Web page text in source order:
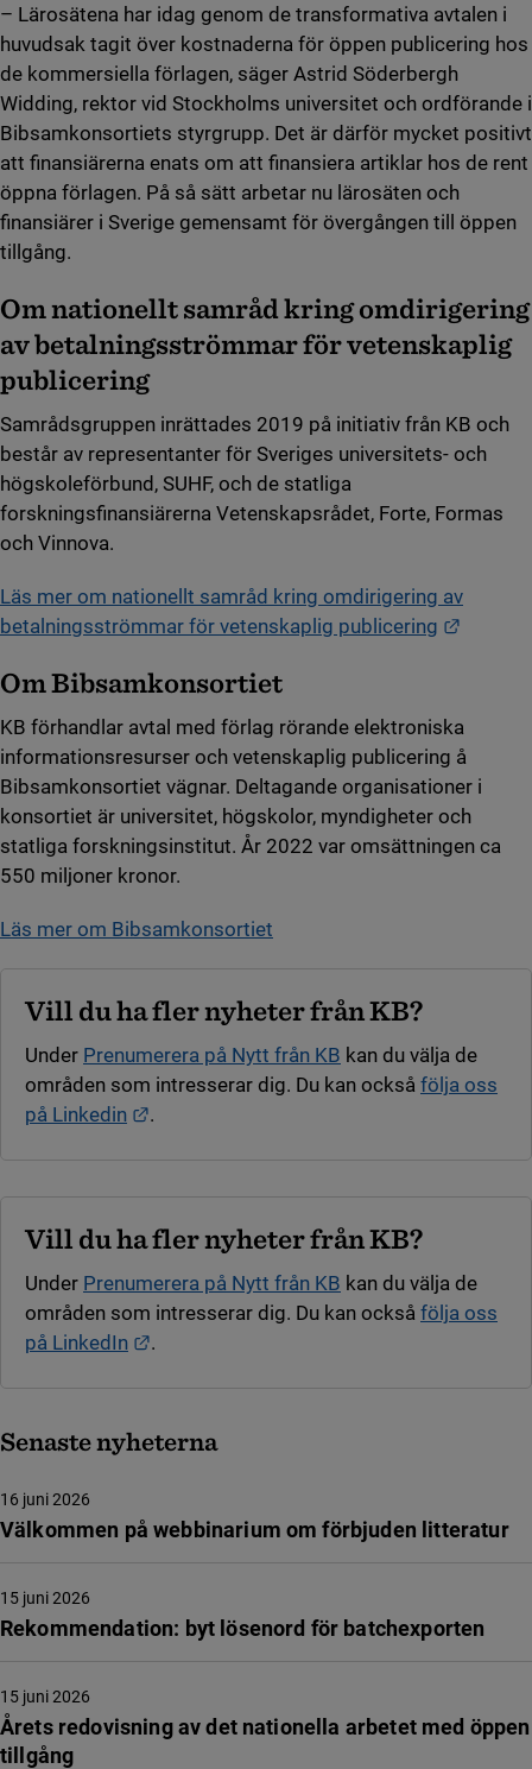
– Lärosätena har idag genom de transformativa avtalen i
huvudsak tagit över kostnaderna för öppen publicering hos
de kommersiella förlagen, säger Astrid Söderbergh
Widding, rektor vid Stockholms universitet och ordförande i
Bibsamkonsortiets styrgrupp. Det är därför mycket positivt
att finansiärerna enats om att finansiera artiklar hos de rent
öppna förlagen. På så sätt arbetar nu lärosäten och
finansiärer i Sverige gemensamt för övergången till öppen
tillgång.
Om nationellt samråd kring omdirigering
av betalningsströmmar för vetenskaplig
publicering
Samrådsgruppen inrättades 2019 på initiativ från KB och
består av representanter för Sveriges universitets- och
högskoleförbund, SUHF, och de statliga
forskningsfinansiärerna Vetenskapsrådet, Forte, Formas
och Vinnova.
Läs mer om nationellt samråd kring omdirigering av
betalningsströmmar för vetenskaplig publicering
Om Bibsamkonsortiet
KB förhandlar avtal med förlag rörande elektroniska
informationsresurser och vetenskaplig publicering å
Bibsamkonsortiet vägnar. Deltagande organisationer i
konsortiet är universitet, högskolor, myndigheter och
statliga forskningsinstitut. År 2022 var omsättningen ca
550 miljoner kronor.
Läs mer om Bibsamkonsortiet
Vill du ha fler nyheter från KB?
Under Prenumerera på Nytt från KB kan du välja de
områden som intresserar dig. Du kan också följa oss
på Linkedin
Länk till annan webbplats.
.
Vill du ha fler nyheter från KB?
Under Prenumerera på Nytt från KB kan du välja de
områden som intresserar dig. Du kan också följa oss
på LinkedIn
Länk till annan webbplats.
.
Senaste nyheterna
Välkommen på webbinarium om förbjuden litteratur
16 juni 2026
Rekommendation: byt lösenord för batchexporten
15 juni 2026
Årets redovisning av det nationella arbetet med öppen
tillgång
15 juni 2026